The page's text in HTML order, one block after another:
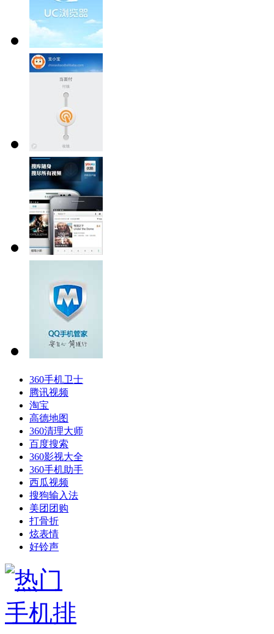
360手机卫士
腾讯视频
淘宝
高德地图
360清理大师
百度搜索
360影视大全
360手机助手
西瓜视频
搜狗输入法
美团团购
打骨折
炫表情
好铃声